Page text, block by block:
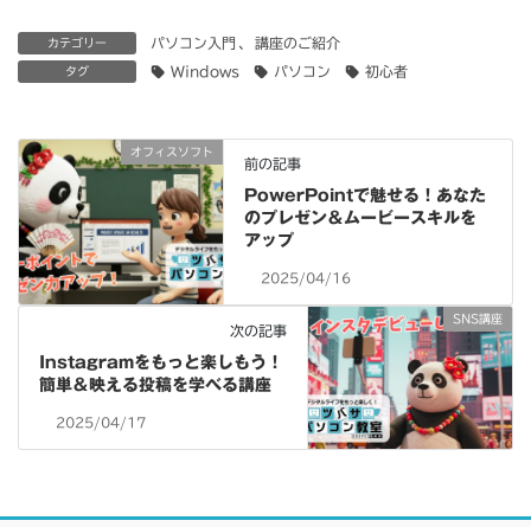
カテゴリー パソコン入門 、 講座のご紹介
タグ Windows パソコン 初心者
オフィスソフト
前の記事
PowerPointで魅せる！あなた
のプレゼン＆ムービースキルを
アップ
2025/04/16
SNS講座
次の記事
Instagramをもっと楽しもう！
簡単＆映える投稿を学べる講座
2025/04/17